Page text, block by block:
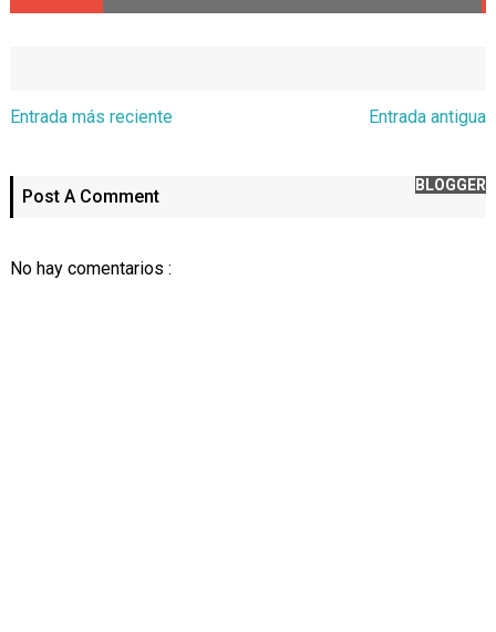
Entrada más reciente Entrada antigua
Post A Comment
BLOGGER
No hay comentarios :